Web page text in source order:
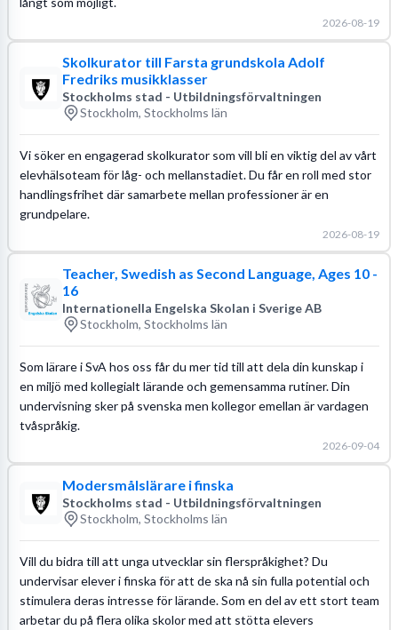
2026-08-19
Skolkurator till Farsta grundskola Adolf
Fredriks musikklasser
Stockholms stad - Utbildningsförvaltningen
Stockholm, Stockholms län
Vi söker en engagerad skolkurator som vill bli en viktig del av vårt
elevhälsoteam för låg- och mellanstadiet. Du får en roll med stor
handlingsfrihet där samarbete mellan professioner är en
grundpelare.
2026-08-19
Teacher, Swedish as Second Language, Ages 10 -
16
Internationella Engelska Skolan i Sverige AB
Stockholm, Stockholms län
Som lärare i SvA hos oss får du mer tid till att dela din kunskap i
en miljö med kollegialt lärande och gemensamma rutiner. Din
undervisning sker på svenska men kollegor emellan är vardagen
tvåspråkig.
2026-09-04
Modersmålslärare i finska
Stockholms stad - Utbildningsförvaltningen
Stockholm, Stockholms län
Vill du bidra till att unga utvecklar sin flerspråkighet? Du
undervisar elever i finska för att de ska nå sin fulla potential och
stimulera deras intresse för lärande. Som en del av ett stort team
arbetar du på flera olika skolor med att stötta elevers